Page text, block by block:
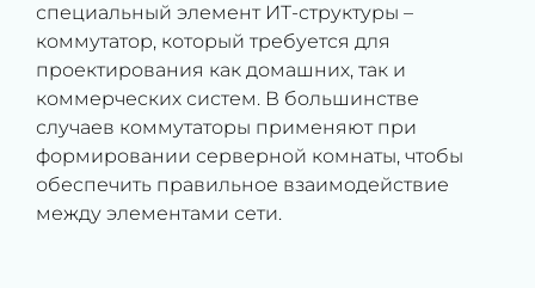
специальный элемент ИТ-структуры –
коммутатор, который требуется для
проектирования как домашних, так и
коммерческих систем. В большинстве
случаев коммутаторы применяют при
формировании серверной комнаты, чтобы
обеспечить правильное взаимодействие
между элементами сети.